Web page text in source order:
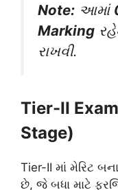
Note: આમાં
Marking
રાખવી.
Tier-II
Stage)
Tier-II માં મેરિટ
છે, જે બધા માટે